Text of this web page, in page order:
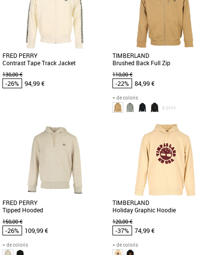
Découvrez le Fred Perry Crew Neck
Sweatshirt, un incontournable de la
collection Printemps Été 2026, [...]
Le sweat Half Zip Fred Perry est
l'alliance parfaite entre style et confort
pour la saison printemps-été [...]
FRED PERRY
Contrast Tape Track Jacket
130,00 €
-26% 94,99 €
Vêtements pas cher et Promos
La veste Fred Perry Contrast Tape
Track Jacket combine style sportif et
confort optimal pour affronter [...]
TIMBERLAND
Brushed Back Full Zip
110,00 €
-22% 84,99 €
+ de coloris
& plus
Vêtements pas cher et Promos
Idéal pour l'automne et l'hiver, ce sweat
à capuche en polaire pour homme est
orné du logo arbre Timberland [...]
FRED PERRY
Tipped Hooded
150,00 €
-26% 109,99 €
+ de coloris
TIMBERLAND
Holiday Graphic Hoodie
120,00 €
-37% 74,99 €
+ de coloris